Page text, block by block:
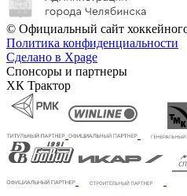
© Официальный сайт
Политика конфиденциальности
Сделано в Xpage
Спонсоры и партнеры
ХК Трактор